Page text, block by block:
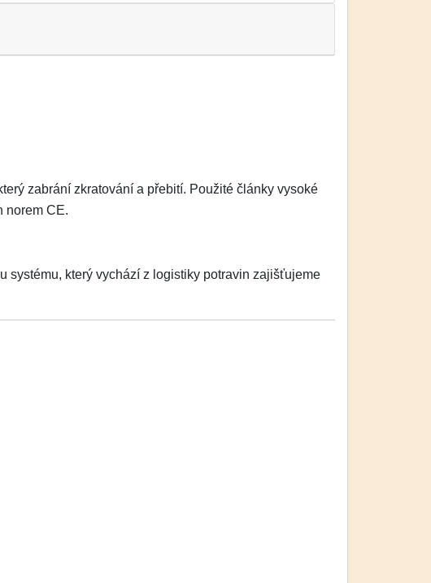
zabrání zkratování a přebití. Použité články vysoké
norem CE.
systému, který vychází z logistiky potravin zajišťujeme